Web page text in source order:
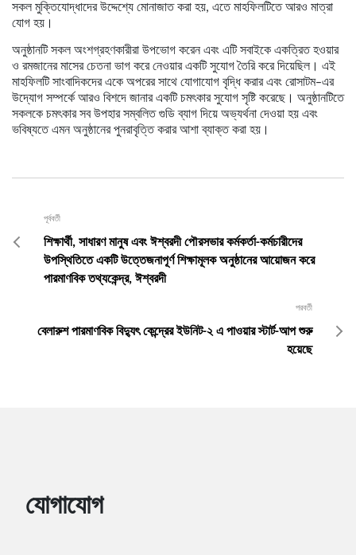
সকল মুক্তিযোদ্ধাদের উদ্দেশ্যে মোনাজাত করা হয়, এতে মাহফিলটিতেআরও মাত্রা
যোগ হয়।
অনুষ্ঠানটি সকল অংশগ্রহণকারীরা উপভোগ করেন এবং এটি সবাইকে একত্রিত হওয়ার
ও রমজানের মাসেরচেতনা ভাগ করে নেওয়ার একটি সুযোগ তৈরি করে দিয়েছিল। এই
মাহফিলটি সাংবাদিকদের একে অপরের সাথে যোগাযোগ বৃদ্ধি করার এবং রোসাটম–এর
উদ্যোগ সম্পর্কে আরও বিশদে জানার একটিচমৎকার সুযোগ সৃষ্টি করেছে। অনুষ্ঠানটিতে
সকলকে চমৎকার সব উপহার সম্বলিত গুডি ব্যাগ দিয়ে অভ্যর্থনা দেওয়া হয় এবং
ভবিষ্যতে এমন অনুষ্ঠানের পুনরাবৃত্তি করার আশা ব্যাক্ত করা হয়।
পূর্ববর্তী
শিক্ষার্থী, সাধারণ মানুষ এবং ঈশ্বরদী পৌরসভার কর্মকর্তা-কর্মচারীদের
উপস্থিতিতে একটি উত্তেজনাপূর্ণ শিক্ষামূলক অনুষ্ঠানের আয়োজন করে
পারমাণবিক তথ্যকেন্দ্র, ঈশ্বরদী
পরবর্তী
বেলারুশ পারমাণবিক বিদ্যুৎ কেন্দ্রের ইউনিট-২ এ পাওয়ার স্টার্ট-আপ শুরু
হয়েছে
যোগাযোগ